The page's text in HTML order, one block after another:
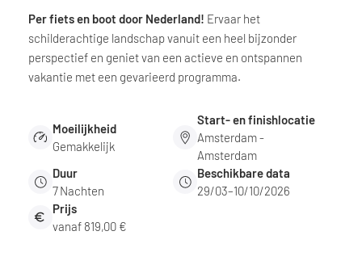
Per fiets en boot door Nederland! Ervaar het
schilderachtige landschap vanuit een heel bijzonder
perspectief en geniet van een actieve en ontspannen
vakantie met een gevarieerd programma.
Moeilijkheid
Gemakkelijk
Start- en finishlocatie
Amsterdam -
Amsterdam
Duur
7Nachten
Beschikbare data
29/03–10/10/2026
Prijs
vanaf 819,00 €